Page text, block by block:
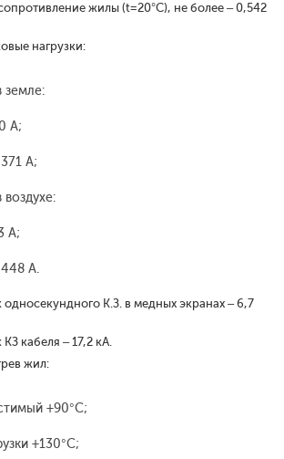
жилы (t=20°С), не более – 0,542
нагрузки:
земле:
А;
А;
А;
А.
К.З. в медных экранах – 6,7
кабеля – 17,2 кА.
жил:
+90°С;
+130°С;